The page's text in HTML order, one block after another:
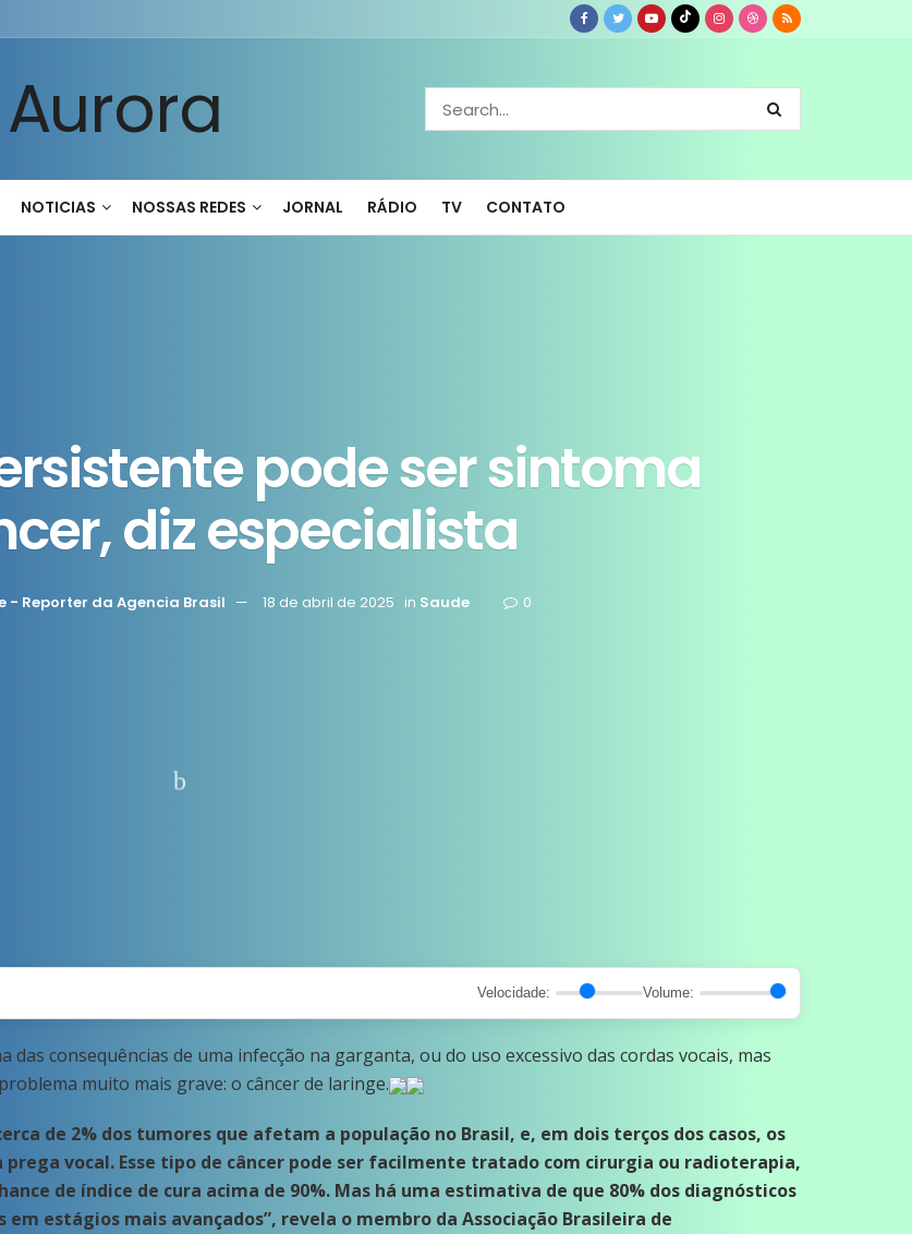
NOTICIAS NOSSAS REDES JORNAL RÁDIO TV CONTATO
pode ser sintoma
diz especialista
- Reporter da Agencia Brasil 18 de abril de 2025 in Saude 0
Velocidade: Volume:
das consequências de uma infecção na garganta, ou do uso excessivo das cordas vocais, mas
muito mais grave: o câncer de laringe.
de 2% dos tumores que afetam a população no Brasil, e, em dois terços dos casos, os
vocal. Esse tipo de câncer pode ser facilmente tratado com cirurgia ou radioterapia,
de índice de cura acima de 90%. Mas há uma estimativa de que 80% dos diagnósticos
estágios mais avançados”, revela o membro da Associação Brasileira de